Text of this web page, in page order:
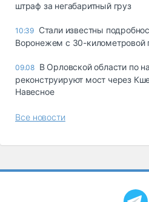
штраф за негабаритный груз
10:39 Стали известны
Воронежем с 30-километровой
09.08 В Орловской области по
реконструируют мост через
Навесное
Все новости